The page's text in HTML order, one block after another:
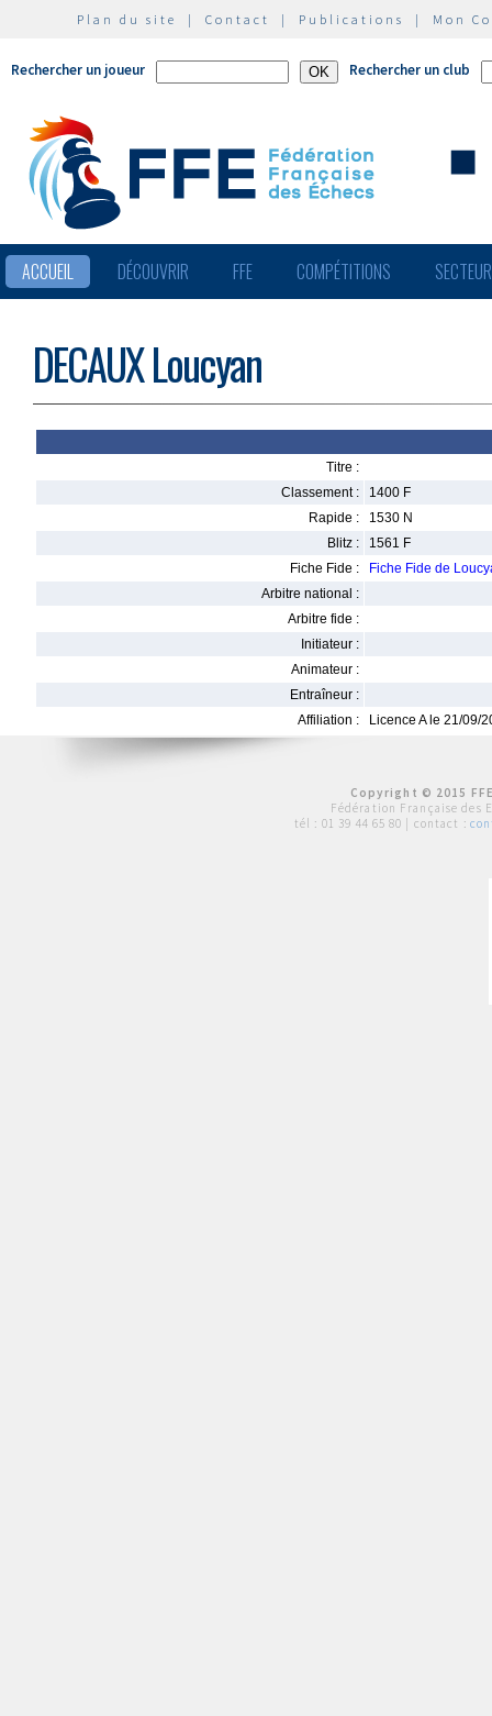
Plan du site | Contact | Publications | Mon
Rechercher un joueur Rechercher un club
ACCUEIL DÉCOUVRIR FFE COMPÉTITIONS
DECAUX Loucyan
Titre :
Classement :
1400 F
Rapide :
1530 N
Blitz :
1561 F
Fiche Fide :
Fiche Fide de
Arbitre national :
Arbitre fide :
Initiateur :
Animateur :
Entraîneur :
Affiliation :
Licence A le 21/09/
Copyright © 2015
Fédération Française des
tél : 01 39 44 65 80 | contact :